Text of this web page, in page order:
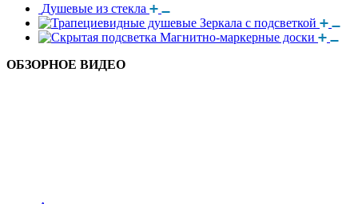
Душевые из стекла
Зеркала с подсветкой
Магнитно-маркерные доски
ОБЗОРНОЕ ВИДЕО